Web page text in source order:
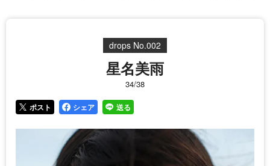
drops No.002
星名美雨
34/38
ポスト シェア 送る